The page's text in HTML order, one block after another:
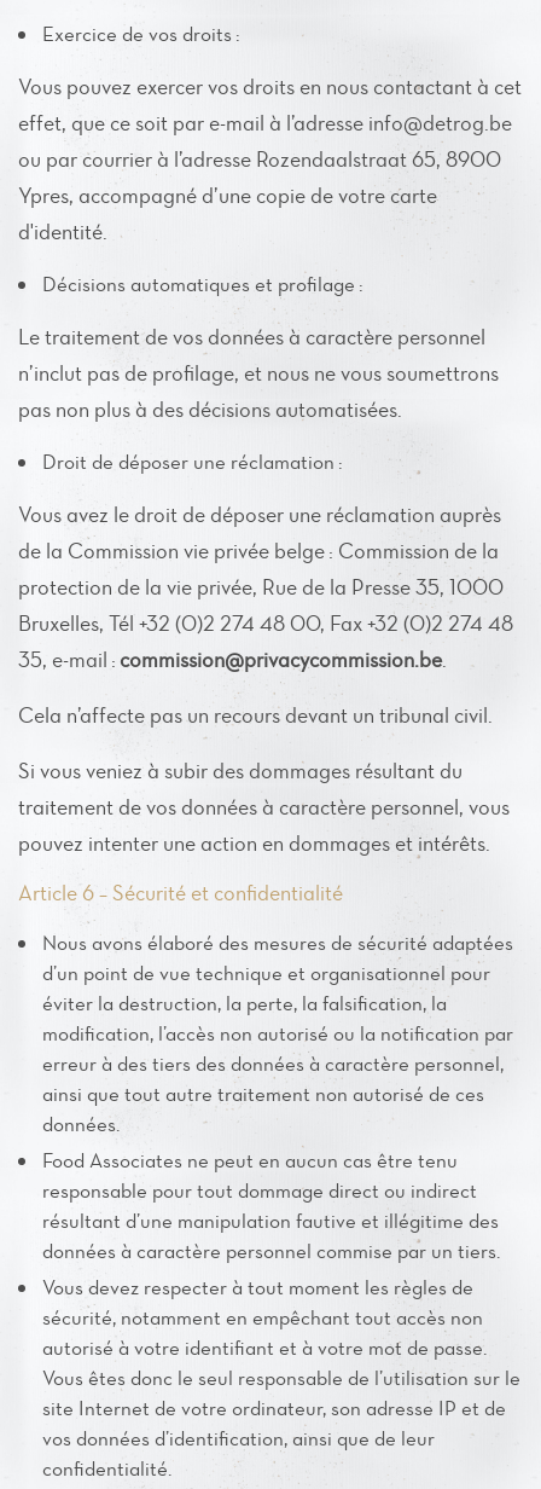
Exercice de vos droits :
Vous pouvez exercer vos droits en nous contactant à cet
effet, que ce soit par e-mail à l’adresse info@detrog.be
ou par courrier à l’adresse Rozendaalstraat 65, 8900
Ypres, accompagné d’une copie de votre carte
d'identité.
Décisions automatiques et profilage :
Le traitement de vos données à caractère personnel
n’inclut pas de profilage, et nous ne vous soumettrons
pas non plus à des décisions automatisées.
Droit de déposer une réclamation :
Vous avez le droit de déposer une réclamation auprès
de la Commission vie privée belge : Commission de la
protection de la vie privée, Rue de la Presse 35, 1000
Bruxelles, Tél +32 (0)2 274 48 00, Fax +32 (0)2 274 48
35, e-mail : commission@privacycommission.be.
Cela n’affecte pas un recours devant un tribunal civil.
Si vous veniez à subir des dommages résultant du
traitement de vos données à caractère personnel, vous
pouvez intenter une action en dommages et intérêts.
Article 6 – Sécurité et confidentialité
Nous avons élaboré des mesures de sécurité adaptées
d’un point de vue technique et organisationnel pour
éviter la destruction, la perte, la falsification, la
modification, l’accès non autorisé ou la notification par
erreur à des tiers des données à caractère personnel,
ainsi que tout autre traitement non autorisé de ces
données.
Food Associates ne peut en aucun cas être tenu
responsable pour tout dommage direct ou indirect
résultant d’une manipulation fautive et illégitime des
données à caractère personnel commise par un tiers.
Vous devez respecter à tout moment les règles de
sécurité, notamment en empêchant tout accès non
autorisé à votre identifiant et à votre mot de passe.
Vous êtes donc le seul responsable de l’utilisation sur le
site Internet de votre ordinateur, son adresse IP et de
vos données d’identification, ainsi que de leur
confidentialité.